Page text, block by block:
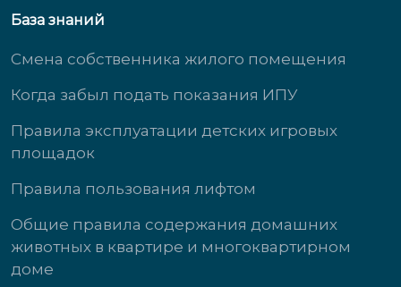
База знаний
Смена собственника жилого помещения
Когда забыл подать показания ИПУ
Правила эксплуатации детских игровых
площадок
Правила пользования лифтом
Общие правила содержания домашних
животных в квартире и многоквартирном
доме